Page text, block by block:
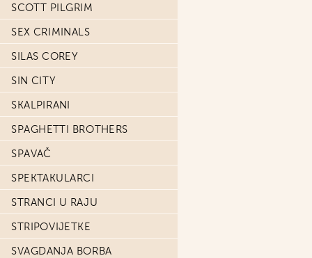
SCOTT PILGRIM
SEX CRIMINALS
SILAS COREY
SIN CITY
SKALPIRANI
SPAGHETTI BROTHERS
SPAVAČ
SPEKTAKULARCI
STRANCI U RAJU
STRIPOVIJETKE
SVAGDANJA BORBA